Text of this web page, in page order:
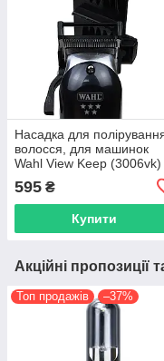
Насадка для
волосся, для машинок
Wahl View Keep (3006vk)
595 ₴
Купити
Акційні пропозиції
Топ продажів –37%